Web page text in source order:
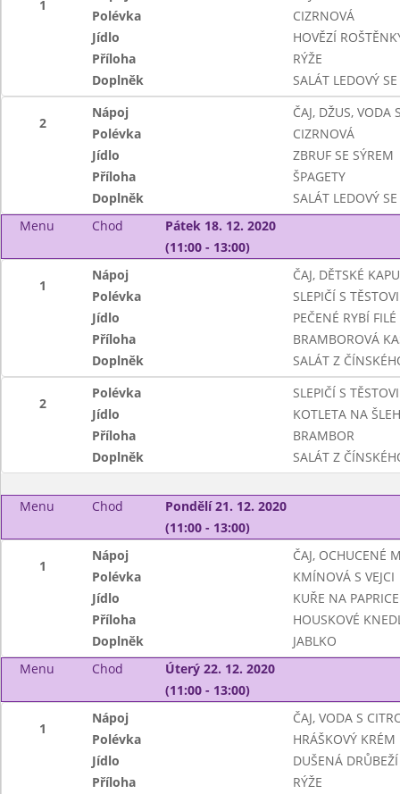
1
Polévka
CIZRNOVÁ
Jídlo
HOVĚZÍ
Příloha
RÝŽE
Doplněk
SALÁT LEDOVÝ
2
Nápoj
ČAJ, DŽUS, VODA
Polévka
CIZRNOVÁ
Jídlo
ZBRUF SE SÝREM
Příloha
ŠPAGETY
Doplněk
SALÁT LEDOVÝ
Menu
Chod
Pátek 18. 12. 2020
(11:00 - 13:00)
1
Nápoj
ČAJ, DĚTSKÉ
Polévka
SLEPIČÍ S
Jídlo
PEČENÉ RYBÍ
Příloha
BRAMBOROVÁ
Doplněk
SALÁT Z
2
Polévka
SLEPIČÍ S
Jídlo
KOTLETA NA
Příloha
BRAMBOR
Doplněk
SALÁT Z
Menu Chod
Pondělí 21. 12. 2020
(11:00 - 13:00)
1
Nápoj
ČAJ, OCHUCENÉ
Polévka
KMÍNOVÁ S VEJCI
Jídlo
KUŘE NA PAPRICE
Příloha
HOUSKOVÉ
Doplněk
JABLKO
Menu
Chod
Úterý 22. 12. 2020
(11:00 - 13:00)
1
Nápoj
ČAJ, VODA S
Polévka
HRÁŠKOVÝ KRÉM
Jídlo
DUŠENÁ
Příloha
RÝŽE